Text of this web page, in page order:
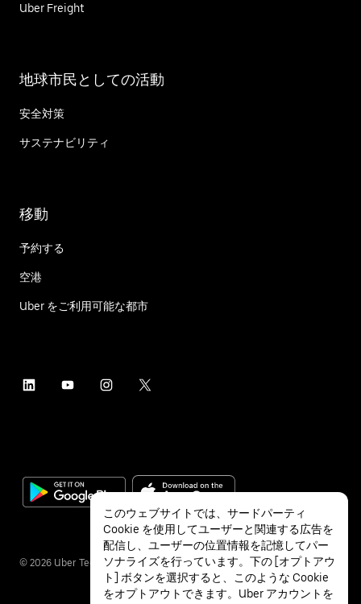
Uber Freight
地球市民としての活動
安全対策
サステナビリティ
移動
予約する
空港
Uber をご利用可能な都市
© 2026 Uber Technologies Inc.
このウェブサイトでは、サードパーティ
Cookie を使用してユーザーと関連する広告を
配信し、ユーザーの位置情報を記憶してパー
ソナライズを行っています。下の [オプトアウ
ト] ボタンを選択すると、このような Cookie
をオプトアウトできます。Uber アカウントを